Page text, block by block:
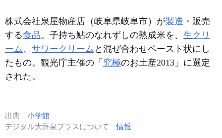
株式会社泉屋物産店（岐阜県岐阜市）が製造 ・販売
する食品。子持ち鮎のなれずしの熟成米を、 生クリ
ーム、 サワークリーム と混ぜ合わせペースト状にし
たもの。観光庁主催の「 究極のお土産2013」に選定
された。
出典 小学館
デジタル大辞泉プラスについて情報